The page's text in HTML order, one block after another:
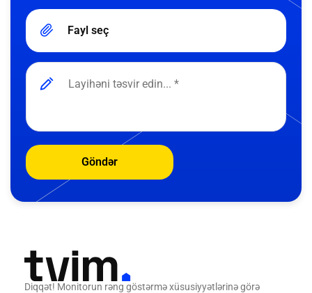
Fayl seç
Göndər
Diqqət! Monitorun rəng göstərmə xüsusiyyətlərinə görə